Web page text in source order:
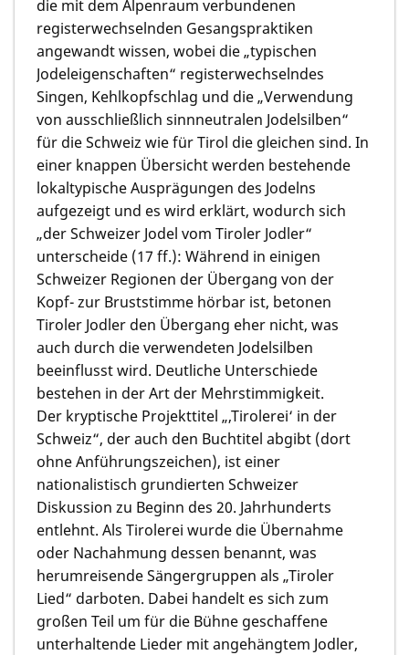
die mit dem Alpenraum verbundenen
registerwechselnden Gesangspraktiken
angewandt wissen, wobei die „typischen
Jodeleigenschaften“ registerwechselndes
Singen, Kehlkopfschlag und die „Verwendung
von ausschließlich sinnneutralen Jodelsilben“
für die Schweiz wie für Tirol die gleichen sind. In
einer knappen Übersicht werden bestehende
lokaltypische Ausprägungen des Jodelns
aufgezeigt und es wird erklärt, wodurch sich
„der Schweizer Jodel vom Tiroler Jodler“
unterscheide (17 ff.): Während in einigen
Schweizer Regionen der Übergang von der
Kopf- zur Bruststimme hörbar ist, betonen
Tiroler Jodler den Übergang eher nicht, was
auch durch die verwendeten Jodelsilben
beeinflusst wird. Deutliche Unterschiede
bestehen in der Art der Mehrstimmigkeit.
Der kryptische Projekttitel „‚Tirolerei‘ in der
Schweiz“, der auch den Buchtitel abgibt (dort
ohne Anführungszeichen), ist einer
nationalistisch grundierten Schweizer
Diskussion zu Beginn des 20. Jahrhunderts
entlehnt. Als Tirolerei wurde die Übernahme
oder Nachahmung dessen benannt, was
herumreisende Sängergruppen als „Tiroler
Lied“ darboten. Dabei handelt es sich zum
großen Teil um für die Bühne geschaffene
unterhaltende Lieder mit angehängtem Jodler,